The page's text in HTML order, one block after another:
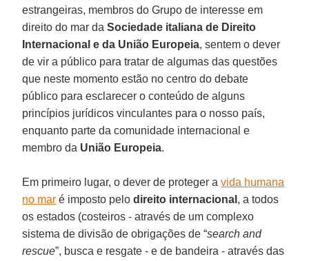
estrangeiras, membros do Grupo de interesse em
direito do mar daSociedade italiana de Direito
Internacional e da União Europeia, sentem o dever
de vir a público para tratar de algumas das questões
que neste momento estão no centro do debate
público para esclarecer o conteúdo de alguns
princípios jurídicos vinculantes para o nosso país,
enquanto parte da comunidade internacional e
membro da União Europeia.
Em primeiro lugar, o dever de proteger avida humana
no mar é imposto pelodireito internacional , a todos
os estados (costeiros - através de um complexo
sistema de divisão de obrigações de “search and
rescue”, busca e resgate - e de bandeira - através das